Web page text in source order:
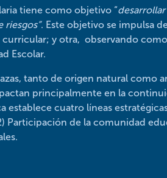
tiene como objetivo “
. Este objetivo se impulsa
curricular; y otra, observando
Escolar.
tanto de origen natural como
principalmente en la
establece cuatro líneas
Participación de la comunidad